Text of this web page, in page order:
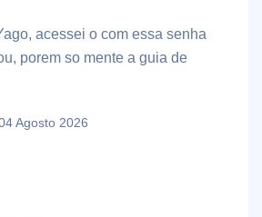
acessei o com essa senha
porem so mente a guia de
Agosto 2026